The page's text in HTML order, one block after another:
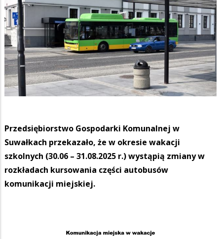
Przedsiębiorstwo Gospodarki Komunalnej w
Suwałkach przekazało, że w okresie wakacji
szkolnych (30.06 – 31.08.2025 r.) wystąpią zmiany w
rozkładach kursowania części autobusów
komunikacji miejskiej.